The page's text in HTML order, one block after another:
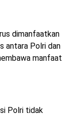
dimanfaatkan
antara Polri dan
manfaat
Polri tidak